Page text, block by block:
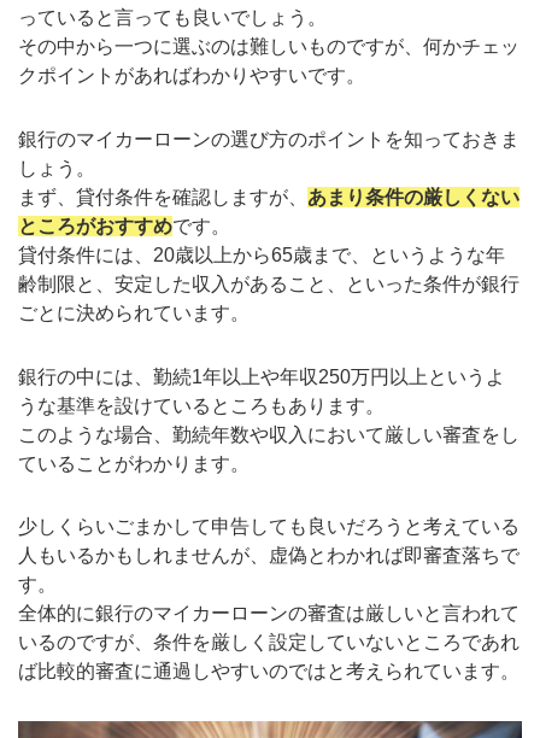
っていると言っても良いでしょう。
その中から一つに選ぶのは難しいものですが、何かチェッ
クポイントがあればわかりやすいです。
銀行のマイカーローンの選び方のポイントを知っておきま
しょう。
まず、貸付条件を確認しますが、 あまり条件の厳しくない
ところがおすすめです。
貸付条件には、20歳以上から65歳まで、というような年
齢制限と、安定した収入があること、といった条件が銀行
ごとに決められています。
銀行の中には、勤続1年以上や年収250万円以上というよ
うな基準を設けているところもあります。
このような場合、勤続年数や収入において厳しい審査をし
ていることがわかります。
少しくらいごまかして申告しても良いだろうと考えている
人もいるかもしれませんが、虚偽とわかれば即審査落ちで
す。
全体的に銀行のマイカーローンの審査は厳しいと言われて
いるのですが、条件を厳しく設定していないところであれ
ば比較的審査に通過しやすいのではと考えられています。